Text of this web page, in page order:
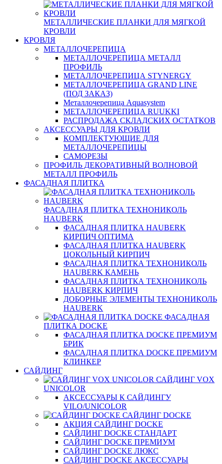
МЕТАЛЛИЧЕСКИЕ ПЛАНКИ ДЛЯ МЯГКОЙ
КРОВЛИ
КРОВЛЯ
МЕТАЛЛОЧЕРЕПИЦА
МЕТАЛЛОЧЕРЕПИЦА МЕТАЛЛ
ПРОФИЛЬ
МЕТАЛЛОЧЕРЕПИЦА STYNERGY
МЕТАЛЛОЧЕРЕПИЦА GRAND LINE
(ПОД ЗАКАЗ)
Металлочерепица Aquasystem
МЕТАЛЛОЧЕРЕПИЦА RUUKKI
РАСПРОДАЖА СКЛАДСКИХ ОСТАТКОВ
АКСЕССУАРЫ ДЛЯ КРОВЛИ
КОМПЛЕКТУЮЩИЕ ДЛЯ
МЕТАЛЛОЧЕРЕПИЦЫ
САМОРЕЗЫ
ПРОФИЛЬ ДЕКОРАТИВНЫЙ ВОЛНОВОЙ
МЕТАЛЛ ПРОФИЛЬ
ФАСАДНАЯ ПЛИТКА
ФАСАДНАЯ ПЛИТКА ТЕХНОНИКОЛЬ
HAUBERK
ФАСАДНАЯ ПЛИТКА HAUBERK
КИРПИЧ ОПТИМА
ФАСАДНАЯ ПЛИТКА HAUBERK
ЦОКОЛЬНЫЙ КИРПИЧ
ФАСАДНАЯ ПЛИТКА ТЕХНОНИКОЛЬ
HAUBERK КАМЕНЬ
ФАСАДНАЯ ПЛИТКА ТЕХНОНИКОЛЬ
HAUBERK КИРПИЧ
ДОБОРНЫЕ ЭЛЕМЕНТЫ ТЕХНОНИКОЛЬ
HAUBERK
ФАСАДНАЯ
ПЛИТКА DOCKE
ФАСАДНАЯ ПЛИТКА DOCKE ПРЕМИУМ
БРИК
ФАСАДНАЯ ПЛИТКА DOCKE ПРЕМИУМ
КЛИНКЕР
САЙДИНГ
САЙДИНГ VOX
UNICOLOR
АКСЕССУАРЫ К САЙДИНГУ
VILO/UNICOLOR
САЙДИНГ DOCKE
АКЦИЯ САЙДИНГ DOCKE
САЙДИНГ DOCKE СТАНДАРТ
САЙДИНГ DOCKE ПРЕМИУМ
САЙДИНГ DOCKE ЛЮКС
САЙДИНГ DOCKE АКСЕССУАРЫ